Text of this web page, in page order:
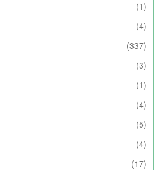
(1)
(4)
(337)
(3)
(1)
(4)
(5)
(4)
(17)